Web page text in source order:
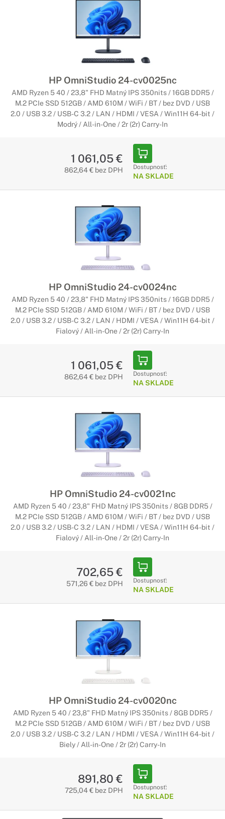
HP OmniStudio 24-cv0025nc
AMD Ryzen 5 40 / 23,8" FHD Matný IPS 350nits / 16GB DDR5 /
M.2 PCIe SSD 512GB / AMD 610M / WiFi / BT / bez DVD / USB
2.0 / USB 3.2 / USB-C 3.2 / LAN / HDMI / VESA / Win11H 64-bit /
Modrý / All-in-One / 2r (2r) Carry-In
1 061,05 €
862,64 € bez DPH Dostupnosť:
NA SKLADE
HP OmniStudio 24-cv0024nc
AMD Ryzen 5 40 / 23,8" FHD Matný IPS 350nits / 16GB DDR5 /
M.2 PCIe SSD 512GB / AMD 610M / WiFi / BT / bez DVD / USB
2.0 / USB 3.2 / USB-C 3.2 / LAN / HDMI / VESA / Win11H 64-bit /
Fialový / All-in-One / 2r (2r) Carry-In
1 061,05 €
862,64 € bez DPH Dostupnosť:
NA SKLADE
HP OmniStudio 24-cv0021nc
AMD Ryzen 5 40 / 23,8" FHD Matný IPS 350nits / 8GB DDR5 /
M.2 PCIe SSD 512GB / AMD 610M / WiFi / BT / bez DVD / USB
2.0 / USB 3.2 / USB-C 3.2 / LAN / HDMI / VESA / Win11H 64-bit /
Fialový / All-in-One / 2r (2r) Carry-In
702,65 €
571,26 € bez DPH Dostupnosť:
NA SKLADE
HP OmniStudio 24-cv0020nc
AMD Ryzen 5 40 / 23,8" FHD Matný IPS 350nits / 8GB DDR5 /
M.2 PCIe SSD 512GB / AMD 610M / WiFi / BT / bez DVD / USB
2.0 / USB 3.2 / USB-C 3.2 / LAN / HDMI / VESA / Win11H 64-bit /
Biely / All-in-One / 2r (2r) Carry-In
891,80 €
725,04 € bez DPH Dostupnosť:
NA SKLADE